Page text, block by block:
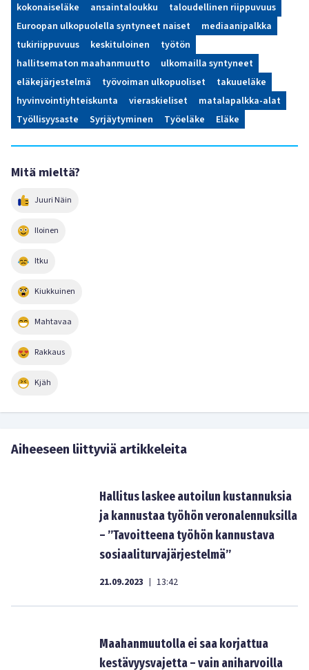
kokonaiseläke ansaintaloukku
taloudellinen riippuvuus
Euroopan ulkopuolella syntyneet naiset
mediaanipalkka
tukiriippuvuus
keskituloinen
työtön
hallitsematon maahanmuutto
ulkomailla syntyneet
eläkejärjestelmä
työvoiman ulkopuoliset
takuueläke
hyvinvointiyhteiskunta
vieraskieliset
matalapalkka-alat
Työllisyysaste
Syrjäytyminen Työeläke Eläke
Mitä mieltä?
Juuri Näin
Iloinen
Itku
Kiukkuinen
Mahtavaa
Rakkaus
Kjäh
Aiheeseen liittyviä artikkeleita
Hallitus laskee autoilun kustannuksia
ja kannustaa työhön veronalennuksilla
– ”Tavoitteena työhön kannustava
sosiaaliturvajärjestelmä”
21.09.2023 | 13:42
Maahanmuutolla ei saa korjattua
kestävyysvajetta – vain aniharvoilla